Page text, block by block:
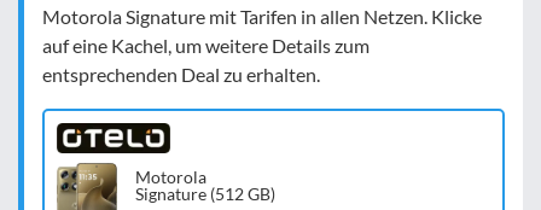
Motorola Signature mit Tarifen in allen Netzen. Klicke
auf eine Kachel, um weitere Details zum
entsprechenden Deal zu erhalten.
Motorola
Signature (512 GB)